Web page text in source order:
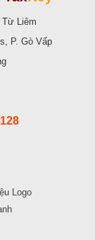
Liêm
P. Gò Vấp
Logo